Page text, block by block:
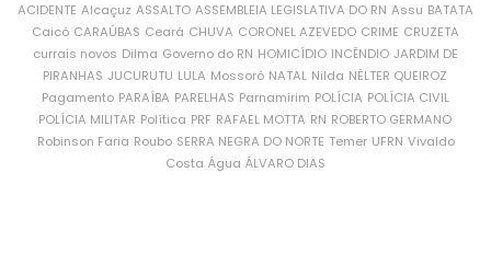
ACIDENTE Alcaçuz ASSALTO ASSEMBLEIA LEGISLATIVA DO RN Assu BATATA
Caicó CARAÚBAS Ceará CHUVA CORONEL AZEVEDO CRIME CRUZETA
currais novos Dilma Governo do RN HOMICÍDIO INCÊNDIO JARDIM DE
PIRANHAS JUCURUTU LULA Mossoró NATAL Nilda NÉLTER QUEIROZ
Pagamento PARAÍBA PARELHAS Parnamirim POLÍCIA POLÍCIA CIVIL
POLÍCIA MILITAR Política PRF RAFAEL MOTTA RN ROBERTO GERMANO
Robinson Faria Roubo SERRA NEGRA DO NORTE Temer UFRN Vivaldo
Costa Água ÁLVARO DIAS